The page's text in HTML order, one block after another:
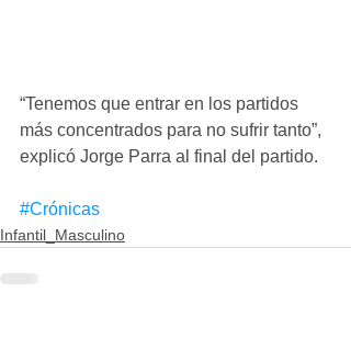
“Tenemos que entrar en los partidos
más concentrados para no sufrir tanto”,
explicó Jorge Parra al final del partido.
#Crónicas
Infantil_Masculino